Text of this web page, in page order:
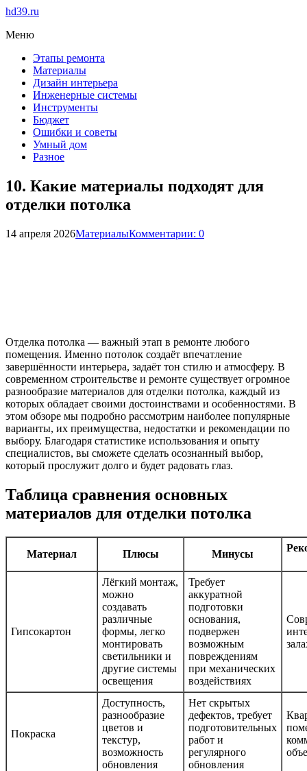
hd39.ru
Меню
Этапы ремонта
Материалы
Дизайн интерьера
Инженерные системы
Инструменты
Бюджет
Ошибки и советы
Умный дом
Разное
10. Какие материалы подходят для
отделки потолка
14 апреля 2026МатериалыКомментарии: 0
Отделка потолка — важный этап в ремонте любого
помещения. Именно потолок создаёт впечатление
завершённости интерьера, задаёт тон стилю и атмосферу. В
современном строительстве и ремонте существует огромное
разнообразие материалов для отделки потолка, каждый из
которых обладает своими достоинствами и особенностями. В
этом обзоре мы подробно рассмотрим наиболее популярные
варианты, их преимущества, недостатки и рекомендации по
выбору. Благодаря статистике использования и опыту
специалистов, вы сможете сделать осознанный выбор,
который прослужит долго и будет радовать глаз.
Таблица сравнения основных
материалов для отделки потолка
Материал Плюсы Минусы
Гипсокартон
Лёгкий монтаж,
можно
создавать
различные
формы, легко
монтировать
светильники и
другие системы
освещения
Требует
аккуратной
подготовки
основания,
подвержен
возможным
повреждениям
при механических
воздействиях
Покраска
Доступность,
разнообразие
цветов и
текстур,
возможность
обновления
Нет скрытых
дефектов, требует
подготовительных
работ и
регулярного
обновления